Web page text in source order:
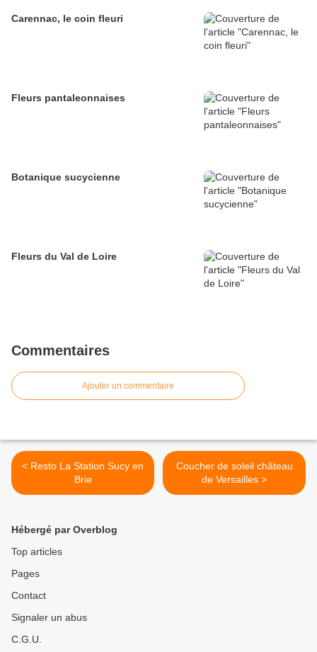
Carennac, le coin fleuri
Fleurs pantaleonnaises
Botanique sucycienne
Fleurs du Val de Loire
Commentaires
Ajouter un commentaire
< Resto La Station Sucy en
Brie
Coucher de soleil château
de Versailles >
Hébergé par Overblog
Top articles
Pages
Contact
Signaler un abus
C.G.U.